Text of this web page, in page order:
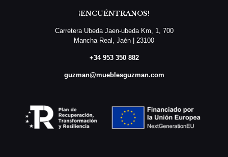
¡ENCUÉNTRANOS!
Carretera Ubeda Jaen-ubeda Km, 1, 700
Mancha Real, Jaén | 23100
+34 953 350 882
guzman@mueblesguzman.com